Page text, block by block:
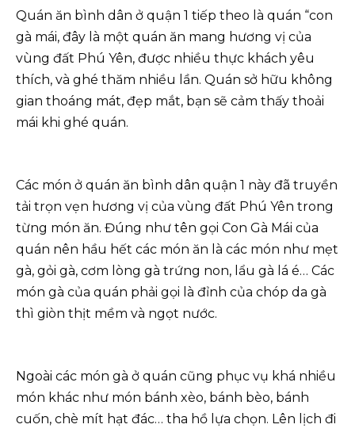
Quán ăn bình dân ở quận 1 tiếp theo là quán “con
gà mái, đây là một quán ăn mang hương vị của
vùng đất Phú Yên, được nhiều thực khách yêu
thích, và ghé thăm nhiều lần. Quán sở hữu không
gian thoáng mát, đẹp mắt, bạn sẽ cảm thấy thoải
mái khi ghé quán.
Các món ở quán ăn bình dân quận 1 này đã truyền
tải trọn vẹn hương vị của vùng đất Phú Yên trong
từng món ăn. Đúng như tên gọi Con Gà Mái của
quán nên hầu hết các món ăn là các món như mẹt
gà, gỏi gà, cơm lòng gà trứng non, lẩu gà lá é… Các
món gà của quán phải gọi là đỉnh của chóp da gà
thì giòn thịt mềm và ngọt nước.
Ngoài các món gà ở quán cũng phục vụ khá nhiều
món khác như món bánh xèo, bánh bèo, bánh
cuốn, chè mít hạt đác… tha hồ lựa chọn. Lên lịch đi